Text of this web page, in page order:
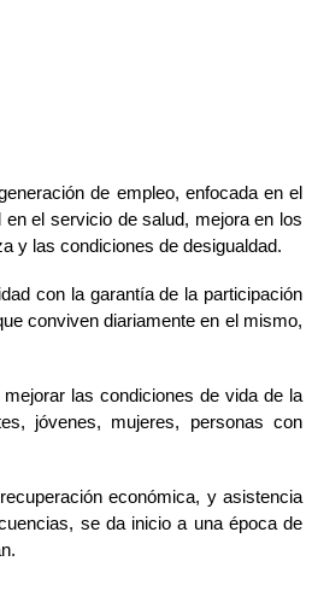
de empleo, enfocada en el
el servicio de salud, mejora en los
y las condiciones de desigualdad.
con la garantía de la participación
conviven diariamente en el mismo,
las condiciones de vida de la
jóvenes, mujeres, personas con
económica, y asistencia
se da inicio a una época de